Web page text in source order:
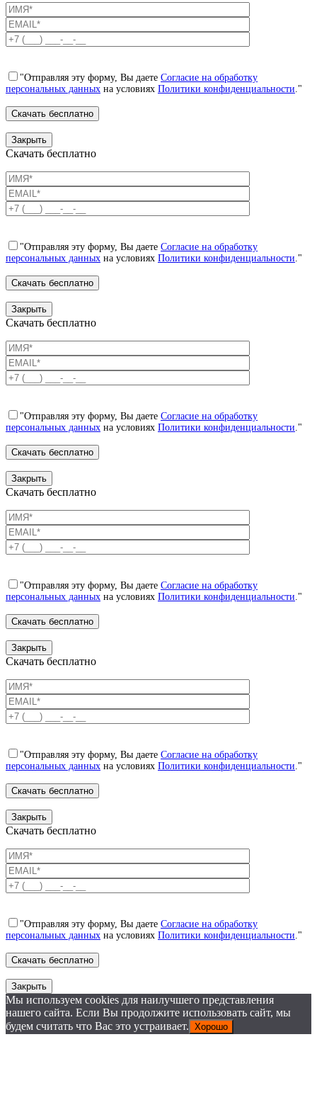
"Отправляя эту форму, Вы даете Согласие на обработку
персональных данных на условиях Политики конфиденциальности."
Закрыть
Скачать бесплатно
"Отправляя эту форму, Вы даете Согласие на обработку
персональных данных на условиях Политики конфиденциальности."
Закрыть
Скачать бесплатно
"Отправляя эту форму, Вы даете Согласие на обработку
персональных данных на условиях Политики конфиденциальности."
Закрыть
Скачать бесплатно
"Отправляя эту форму, Вы даете Согласие на обработку
персональных данных на условиях Политики конфиденциальности."
Закрыть
Скачать бесплатно
"Отправляя эту форму, Вы даете Согласие на обработку
персональных данных на условиях Политики конфиденциальности."
Закрыть
Скачать бесплатно
"Отправляя эту форму, Вы даете Согласие на обработку
персональных данных на условиях Политики конфиденциальности."
Закрыть
Мы используем cookies для наилучшего представления
нашего сайта. Если Вы продолжите использовать сайт, мы
будем считать что Вас это устраивает. Хорошо